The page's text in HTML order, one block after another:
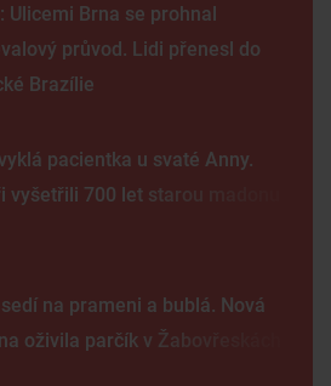
Ulicemi Brna se prohnal
průvod. Lidi přenesl do
Brazílie
pacientka u svaté Anny.
vyšetřili 700 let starou madonu
na prameni a bublá. Nová
oživila parčík v Žabovřeskách